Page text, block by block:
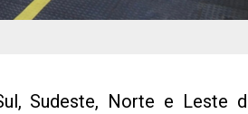
Sudeste, Norte e Leste